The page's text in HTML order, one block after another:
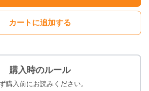
カートに追加する
購入時のルール
購入前にお読みください。